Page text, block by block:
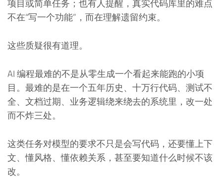
项目或简单任务；也有人提醒，真实代码库里的难点
不在“写一个功能”，而在理解遗留约束。
这些质疑很有道理。
AI 编程最难的不是从零生成一个看起来能跑的小项
目。最难的是在一个五年历史、十万行代码、测试不
全、文档过期、业务逻辑绕来绕去的系统里，改一处
而不炸三处。
这类任务对模型的要求不只是会写代码，还要懂上下
文、懂风格、懂依赖关系，甚至要知道什么时候不该
改。